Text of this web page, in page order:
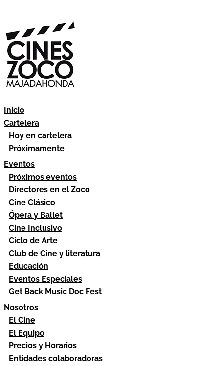
Inicio
Cartelera
Hoy en cartelera
Próximamente
Eventos
Próximos eventos
Directores en el Zoco
Cine Clásico
Ópera y Ballet
Cine Inclusivo
Ciclo de Arte
Club de Cine y literatura
Educación
Eventos Especiales
Get Back Music Doc Fest
Nosotros
El Cine
El Equipo
Precios y Horarios
Entidades colaboradoras